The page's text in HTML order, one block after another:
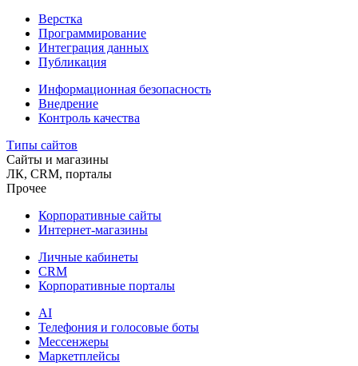
Верстка
Программирование
Интеграция данных
Публикация
Информационная безопасность
Внедрение
Контроль качества
Типы сайтов
Сайты и магазины
ЛК, CRM, порталы
Прочее
Корпоративные сайты
Интернет-магазины
Личные кабинеты
CRM
Корпоративные порталы
AI
Телефония и голосовые боты
Мессенжеры
Маркетплейсы